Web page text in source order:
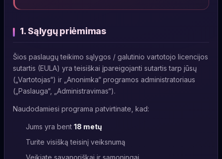
1. Sąlygų priėmimas
Šios paslaugų teikimo sąlygos / galutinio vartotojo licencijos
sutartis (EULA) yra teisiškai įpareigojanti sutartis tarp jūsų
(„Vartotojas“) ir „Anonimka“ programos administratoriaus
(„Paslauga“, „Administravimas“).
Naudodamiesi programa patvirtinate, kad:
Jums yra bent 18 metų
Turite visišką teisinį veiksnumą
Veikiate savanoriškai ir sąmoningai